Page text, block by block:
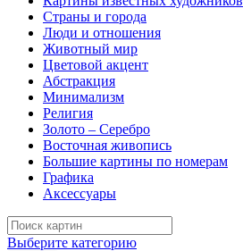
Страны и города
Люди и отношения
Животный мир
Цветовой акцент
Абстракция
Минимализм
Религия
Золото – Серебро
Восточная живопись
Большие картины по номерам
Графика
Аксессуары
Search
for:
Выберите категорию